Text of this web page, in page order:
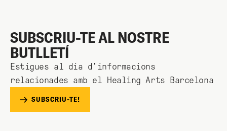
SUBSCRIU-TE AL NOSTRE
BUTLLETÍ
Estigues al dia d'informacions
relacionades amb el Healing Arts Barcelona
SUBSCRIU-TE!